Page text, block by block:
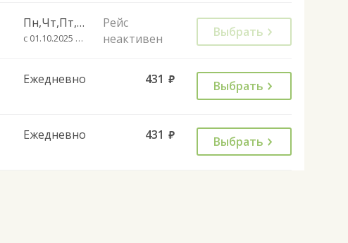
Пн,Чт,Пт,Сб,Вс
с 01.10.2025 до 22.05.2026
Рейс
неактивен
Выбрать
Ежедневно 431 руб. Выбрать
Ежедневно 431 руб. Выбрать